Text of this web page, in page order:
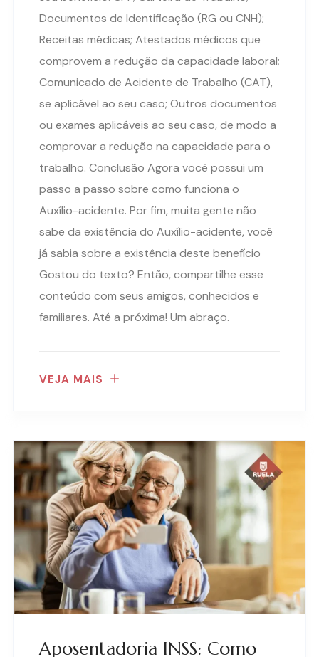
Documentos de Identificação (RG ou CNH);
Receitas médicas; Atestados médicos que
comprovem a redução da capacidade laboral;
Comunicado de Acidente de Trabalho (CAT),
se aplicável ao seu caso; Outros documentos
ou exames aplicáveis ao seu caso, de modo a
comprovar a redução na capacidade para o
trabalho. Conclusão Agora você possui um
passo a passo sobre como funciona o
Auxílio-acidente. Por fim, muita gente não
sabe da existência do Auxílio-acidente, você
já sabia sobre a existência deste benefício
Gostou do texto? Então, compartilhe esse
conteúdo com seus amigos, conhecidos e
familiares. Até a próxima! Um abraço.
VEJA MAIS
Aposentadoria INSS: Como